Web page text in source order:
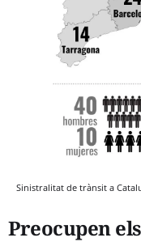
Sinistralitat de trànsit a
Preocupen